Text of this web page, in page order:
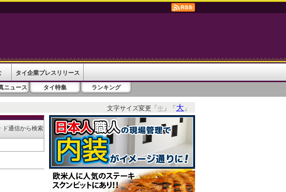
タイ企業プレスリリース
ニュース タイ特集 ランキング
文字サイズ変更「中 」「大 」
ド通信から検索